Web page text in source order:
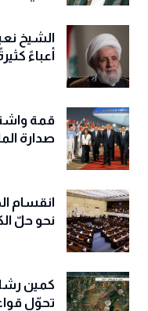
الشيخ
أعباءً
قمة
صدارة
انقسام
نحو حلّ
كمين
تحوّل